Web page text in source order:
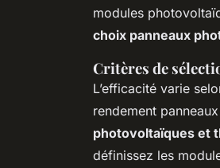
modules
choix panneaux
Critères de
L’efficacité varie
rendement
photovoltaïques et
définissez les